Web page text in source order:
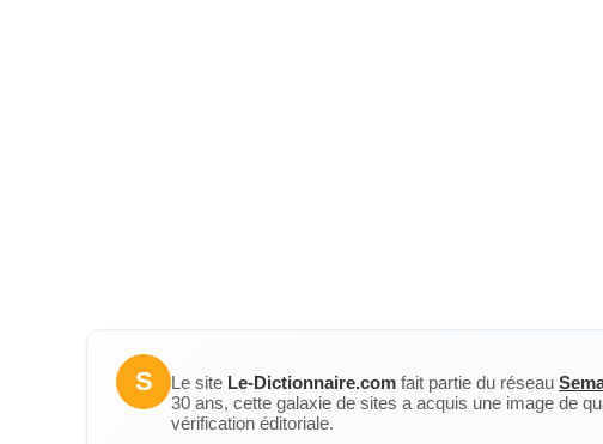
S Le site Le-Dictionnaire.com fait partie du réseau
30 ans, cette galaxie de sites a acquis une image de
vérification éditoriale.